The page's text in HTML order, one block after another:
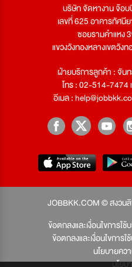
บริษัท จัดหางาน จ๊อบ
เลขที่ 625 อาคารทัศนี
ซอยรามคำแหง
แขวงวังทองหลางเขตวัง
ฝ่ายบริการลูกค้า : จัน
โทร : 02-514-
อีเมล :
JOBBKK.COM © สงวน
ข้อตกลงและเงื่อนไขการใ
ข้อตกลงและเงื่อนไขการ
นโยบายคว